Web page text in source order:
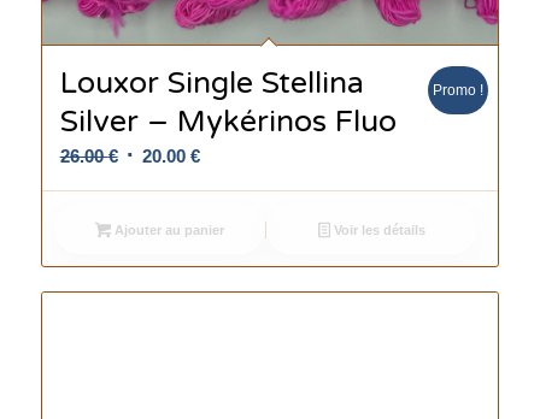
Louxor Single Stellina
Silver – Mykérinos Fluo
26.00€ Le
était :
26.00 €.
20.00 €Le
est :
20.00 €.
Promo !
Ajouter au panier Voir les détails